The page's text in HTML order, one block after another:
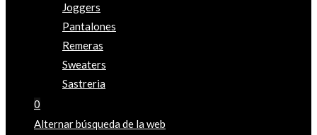
Joggers
Pantalones
Remeras
Sweaters
Sastreria
0
Alternar búsqueda de la web